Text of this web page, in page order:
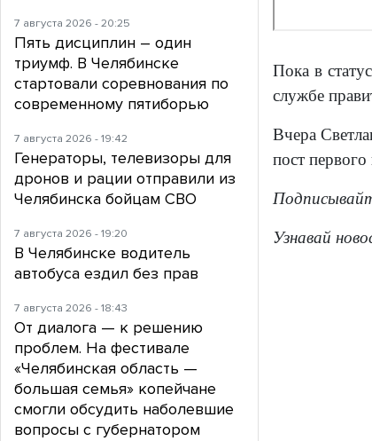
Пока в
службе
Вчера
пост
Узнавай
7 августа 2026 - 20:25
Пять дисциплин – один
триумф. В Челябинске
стартовали соревнования по
современному пятиборью
7 августа 2026 - 19:42
Генераторы, телевизоры для
дронов и рации отправили из
Челябинска бойцам СВО
7 августа 2026 - 19:20
В Челябинске водитель
автобуса ездил без прав
7 августа 2026 - 18:43
От диалога — к решению
проблем. На фестивале
«Челябинская область —
большая семья» копейчане
смогли обсудить наболевшие
вопросы с губернатором